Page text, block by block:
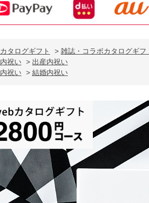
カタログギフト > 雑誌・コラボカタログギフ
内祝い > 出産内祝い
内祝い > 結婚内祝い